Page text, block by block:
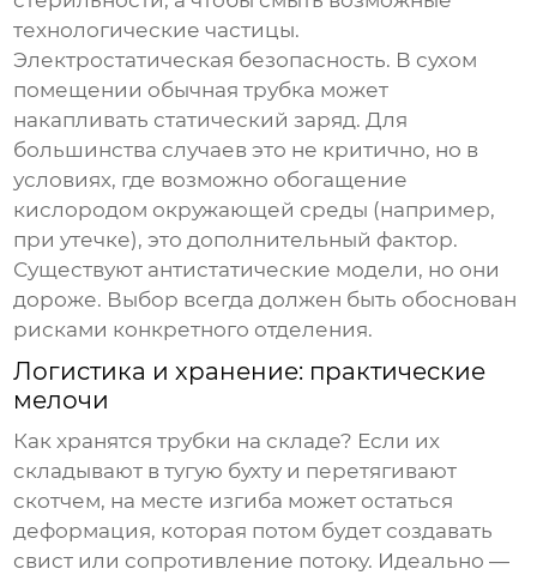
технологические частицы.
Электростатическая безопасность. В сухом
помещении обычная трубка может
накапливать статический заряд. Для
большинства случаев это не критично, но в
условиях, где возможно обогащение
кислородом окружающей среды (например,
при утечке), это дополнительный фактор.
Существуют антистатические модели, но они
дороже. Выбор всегда должен быть обоснован
рисками конкретного отделения.
Логистика и хранение: практические
мелочи
Как хранятся трубки на складе? Если их
складывают в тугую бухту и перетягивают
скотчем, на месте изгиба может остаться
деформация, которая потом будет создавать
свист или сопротивление потоку. Идеально —